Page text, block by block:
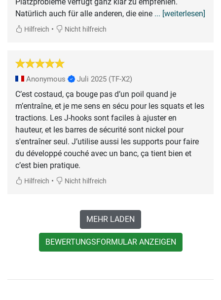
Natürlich auch für alle anderen, die eine ... [weiterlesen]
Hilfreich • Nicht hilfreich
Anonymous Juli 2025 (TF-X2)
C’est costaud, ça bouge pas d’un poil quand je
m’entraîne, et je me sens en sécu pour les squats et les
tractions. Les J-hooks sont faciles à ajuster en
hauteur, et les barres de sécurité sont nickel pour
s'entraîner seul. J’utilise aussi les supports pour faire
du développé couché avec un banc, ça tient bien et
c’est bien pratique.
Hilfreich • Nicht hilfreich
MEHR LADEN
BEWERTUNGSFORMULAR ANZEIGEN